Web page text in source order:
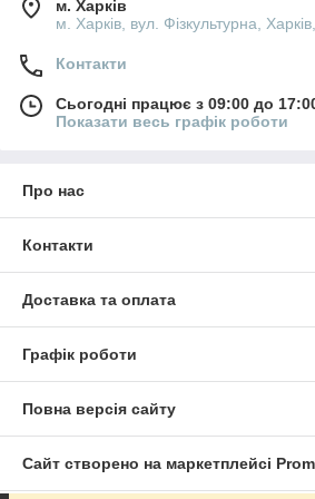
м. Харків
м. Харків, вул. Фізкультурна,
Контакти
Сьогодні працює з 09:00 до
Показати весь графік роботи
Про нас
Контакти
Доставка та оплата
Графік роботи
Повна версія сайту
Сайт створено на маркетплейсі